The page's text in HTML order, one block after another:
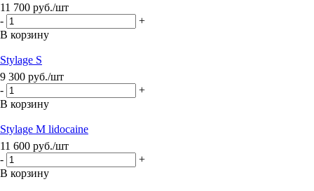
11 700 руб./шт
-
+
В корзину
Stylage S
9 300 руб./шт
-
+
В корзину
Stylage M lidocaine
11 600 руб./шт
-
+
В корзину